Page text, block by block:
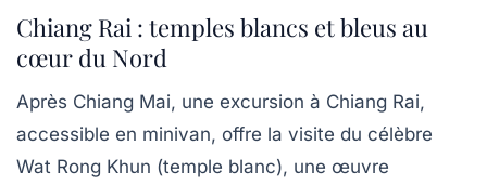
Chiang Rai : temples blancs et bleus au
cœur du Nord
Après Chiang Mai, une excursion à Chiang Rai,
accessible en minivan, offre la visite du célèbre
Wat Rong Khun (temple blanc), une œuvre